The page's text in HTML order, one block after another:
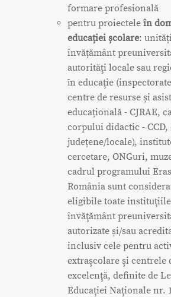
formare profesională
pentru proiectele în
educației școlare:
învățământ
autorităţi locale sau
ȋn educaţie
centre de resurse și
educațională - CJRAE,
corpului didactic -
județene/locale),
cercetare, ONGuri,
cadrul programului
România sunt
eligibile toate
învăţământ
autorizate și/sau
inclusiv cele pentru
extraşcolare şi centrele
excelenţă, definite de
Educaţiei Naţionale nr.